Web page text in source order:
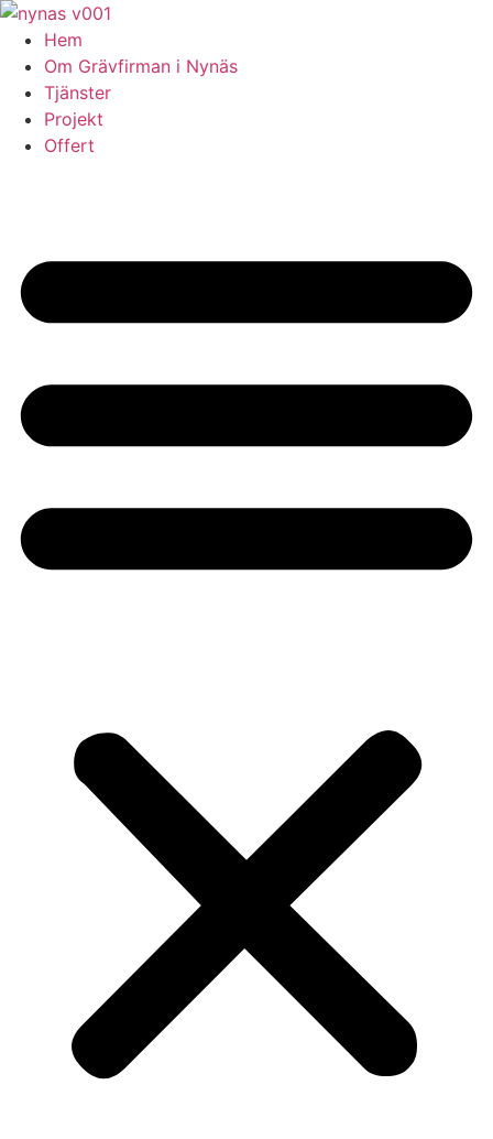
Skip
content
Hem
Om Grävfirman i Nynäs
Tjänster
Projekt
Offert